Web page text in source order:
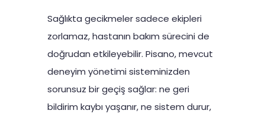
Sağlıkta gecikmeler sadece ekipleri
zorlamaz, hastanın bakım sürecini de
doğrudan etkileyebilir. Pisano, mevcut
deneyim yönetimi sisteminizden
sorunsuz bir geçiş sağlar: ne geri
bildirim kaybı yaşanır, ne sistem durur,